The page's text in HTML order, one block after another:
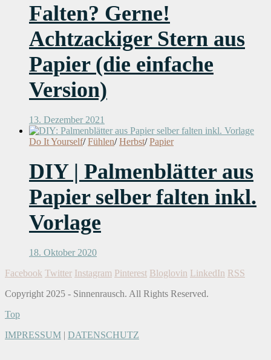
Falten? Gerne!
Achtzackiger Stern aus
Papier (die einfache
Version)
13. Dezember 2021
Do It Yourself/ Fühlen/ Herbst/ Papier
DIY | Palmenblätter aus
Papier selber falten inkl.
Vorlage
18. Oktober 2020
Facebook Twitter Instagram Pinterest Bloglovin LinkedIn RSS
Copyright 2025 - Sinnenrausch. All Rights Reserved.
Top
IMPRESSUM | DATENSCHUTZ